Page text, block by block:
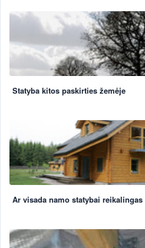
Statyba kitos paskirties žemėje
Ar visada namo statybai